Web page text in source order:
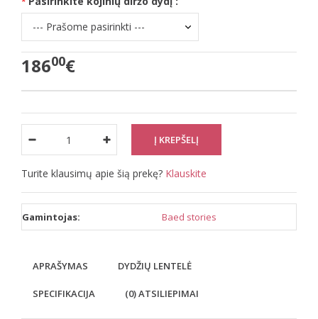
18600€
Turite klausimų apie šią prekę? Klauskite
Gamintojas: Baed stories
APRAŠYMAS DYDŽIŲ LENTELĖ
SPECIFIKACIJA (0) ATSILIEPIMAI